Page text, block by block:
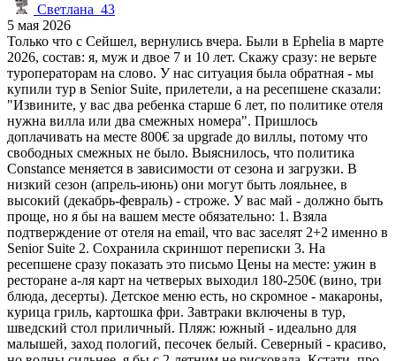
Светлана_43
5 мая 2026
Только что с Сейшел, вернулись вчера. Были в Ephelia в марте
2026, состав: я, муж и двое 7 и 10 лет. Скажу сразу: не верьте
туроператорам на слово. У нас ситуация была обратная - мы
купили тур в Senior Suite, прилетели, а на ресепшене сказали:
"Извините, у вас два ребенка старше 6 лет, по политике отеля
нужна вилла или два смежных номера". Пришлось
доплачивать на месте 800€ за upgrade до виллы, потому что
свободных смежных не было. Выяснилось, что политика
Constance меняется в зависимости от сезона и загрузки. В
низкий сезон (апрель-июнь) они могут быть лояльнее, в
высокий (декабрь-февраль) - строже. У вас май - должно быть
проще, но я бы на вашем месте обязательно: 1. Взяла
подтверждение от отеля на email, что вас заселят 2+2 именно в
Senior Suite 2. Сохранила скриншот переписки 3. На
ресепшене сразу показать это письмо Цены на месте: ужин в
ресторане а-ля карт на четверых выходил 180-250€ (вино, три
блюда, десерты). Детское меню есть, но скромное - макароны,
курица гриль, картошка фри. Завтраки включены в тур,
шведский стол приличный. Пляж: южный - идеально для
малышей, заход пологий, песочек белый. Северный - красиво,